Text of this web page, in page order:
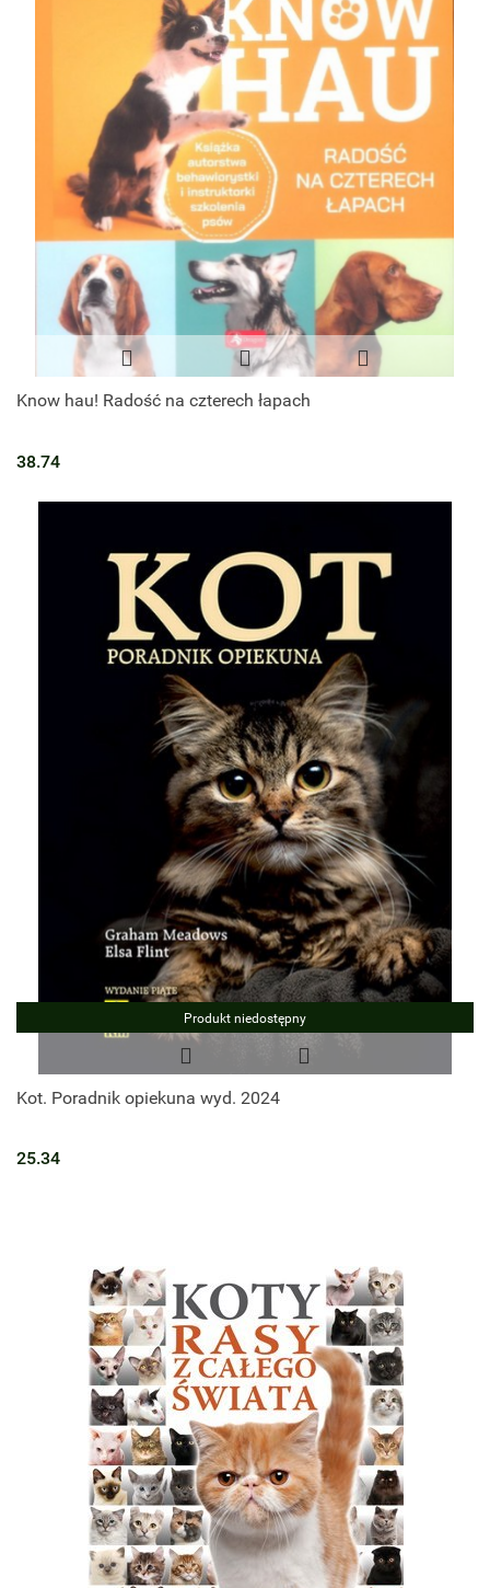
Know hau! Radość na czterech łapach
38.74
Produkt niedostępny
Kot. Poradnik opiekuna wyd. 2024
25.34